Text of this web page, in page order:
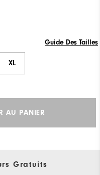
Guide Des Tailles
XL
AU PANIER
Gratuits